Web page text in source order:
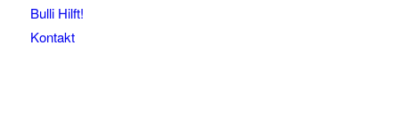
Bulli Hilft!
Kontakt